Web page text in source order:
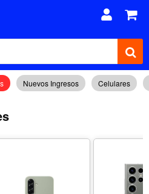
Nuevos Ingresos Celulares